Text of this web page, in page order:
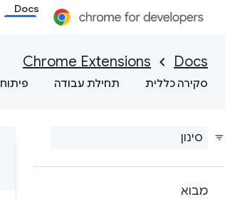
Docs
Docs
Chrome Extensions
סקירה כללית תחילת עבודה פיתוח
מבוא